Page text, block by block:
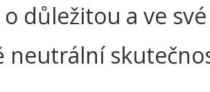
důležitou a ve
neutrální